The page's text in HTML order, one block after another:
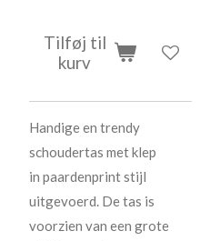
Tilføj til
kurv
Handige en trendy
schoudertas met klep
in paardenprint stijl
uitgevoerd. De tas is
voorzien van een grote